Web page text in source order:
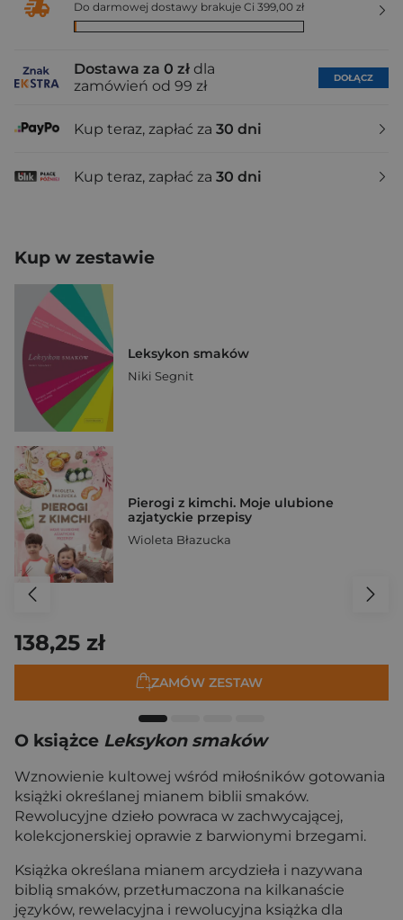
Do darmowej dostawy brakuje Ci 399,00 zł
Dostawa za 0 zł dla
zamówień od 99 zł
DOŁĄCZ
Kup teraz, zapłać za 30 dni
Kup teraz, zapłać za 30 dni
Kup w zestawie
Leksykon smaków
Niki Segnit
Pierogi z kimchi. Moje ulubione
azjatyckie przepisy
Wioleta Błazucka
138,25 zł
ZAMÓW ZESTAW
O książce Leksykon smaków
Wznowienie kultowej wśród miłośników gotowania
książki określanej mianem biblii smaków.
Rewolucyjne dzieło powraca w zachwycającej,
kolekcjonerskiej oprawie z barwionymi brzegami.
Książka określana mianem arcydzieła i nazywana
biblią smaków, przetłumaczona na kilkanaście
języków, rewelacyjna i rewolucyjna książka dla